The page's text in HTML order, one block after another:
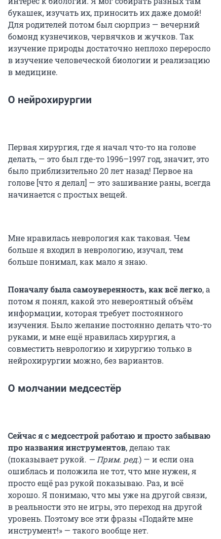
букашек, изучать их, приносить их даже домой!
Для родителей потом был сюрприз — вечерний
бомонд кузнечиков, червячков и жучков. Так
изучение природы достаточно неплохо переросло
в изучение человеческой биологии и реализацию
в медицине.
О нейрохирургии
Первая хирургия, где я начал что-то на голове
делать, — это был где-то 1996–1997 год, значит, это
было приблизительно 20 лет назад! Первое на
голове [что я делал] — это зашивание раны, всегда
начинается с простых вещей.
Мне нравилась неврология как таковая. Чем
больше я входил в неврологию, изучал, тем
больше понимал, как мало я знаю.
Поначалу была самоуверенность, как всё легко, а
потом я понял, какой это невероятный объём
информации, которая требует постоянного
изучения. Было желание постоянно делать что-то
руками, и мне ещё нравилась хирургия, а
совместить неврологию и хирургию только в
нейрохирургии можно, без вариантов.
О молчании медсестёр
Сейчас я с медсестрой работаю и просто забываю
про названия инструментов, делаю так
(показывает рукой. — Прим. ред.) — и если она
ошиблась и положила не тот, что мне нужен, я
просто ещё раз рукой показываю. Раз, и всё
хорошо. Я понимаю, что мы уже на другой связи,
в реальности это не игры, это переход на другой
уровень. Поэтому все эти фразы «Подайте мне
инструмент!» — такого вообще нет.